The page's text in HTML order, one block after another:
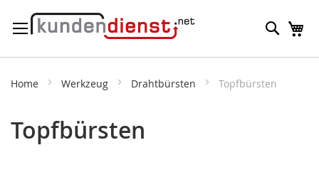
zum
Suche
Home Werkzeug Drahtbürsten Topfbürsten
Topfbürsten